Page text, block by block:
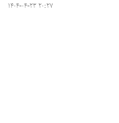
۱۴۰۴-۰۴-۲۳ ۲۰:۲۷